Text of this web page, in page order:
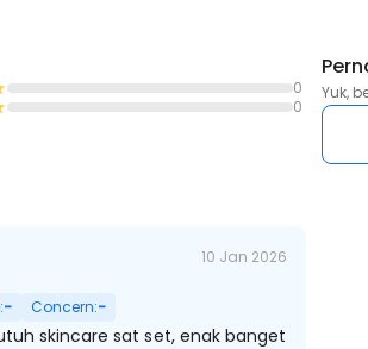
0
0
Yuk,
10 Jan 2026
- Concern:-
skincare sat set, enak banget